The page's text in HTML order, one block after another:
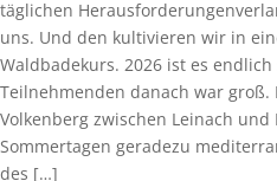
täglichen
uns. Und den kultivieren wir in
Waldbadekurs. 2026 ist es
Teilnehmenden danach war groß.
Volkenberg zwischen Leinach
Sommertagen geradezu
des […]